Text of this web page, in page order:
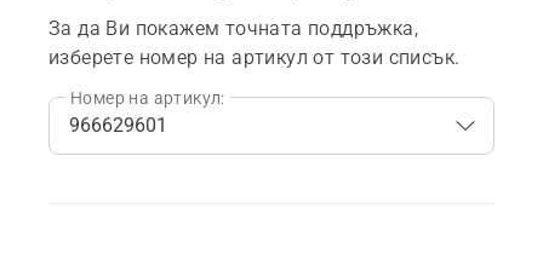
За да Ви покажем точната поддръжка,
изберете номер на артикул от този списък.
Номер на артикул: